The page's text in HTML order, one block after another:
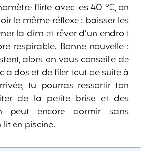
flirte avec les 40 °C, on
le même réflexe : baisser les
la clim et rêver d’un endroit
respirable. Bonne nouvelle :
alors on vous conseille de
à dos et de filer tout de suite à
tu pourras ressortir ton
de la petite brise et des
peut encore dormir sans
en piscine.